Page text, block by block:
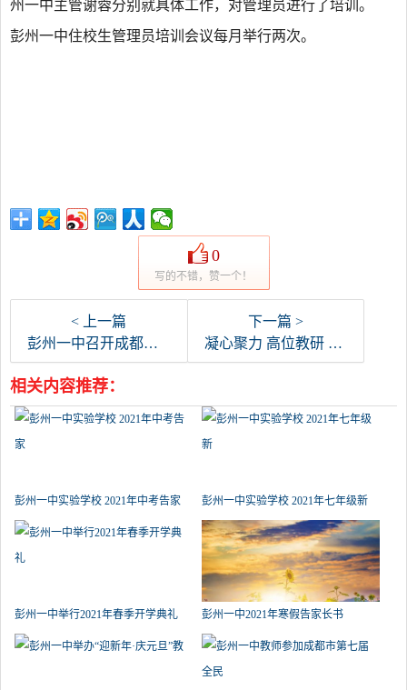
州一中主管谢蓉分别就具体工作，对管理员进行了培训。
彭州一中住校生管理员培训会议每月举行两次。
0
写的不错，赞一个！
< 上一篇
彭州一中召开成都市“三好”学生、优秀学生干部、先进班集体评选工作会
下一篇 >
凝心聚力 高位教研 内涵发展——彭州一中教研组备课组工作会议
相关内容推荐：
彭州一中实验学校 2021年中考告家 彭州一中实验学校 2021年七年级新
彭州一中举行2021年春季开学典礼 彭州一中2021年寒假告家长书